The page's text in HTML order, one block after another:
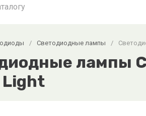
/ Cветодиодные лампы /
лампы